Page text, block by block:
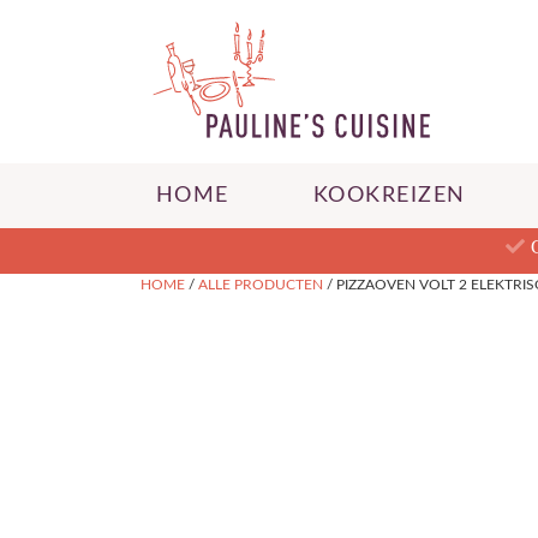
HOME KOOKREIZEN
HOME / ALLE PRODUCTEN / PIZZAOVEN VOLT 2